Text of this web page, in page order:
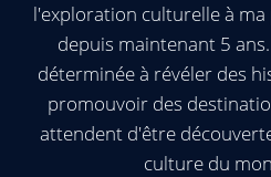
l'exploration culturelle à
depuis maintenant 5
déterminée à révéler des
promouvoir des
attendent d'être
culture du